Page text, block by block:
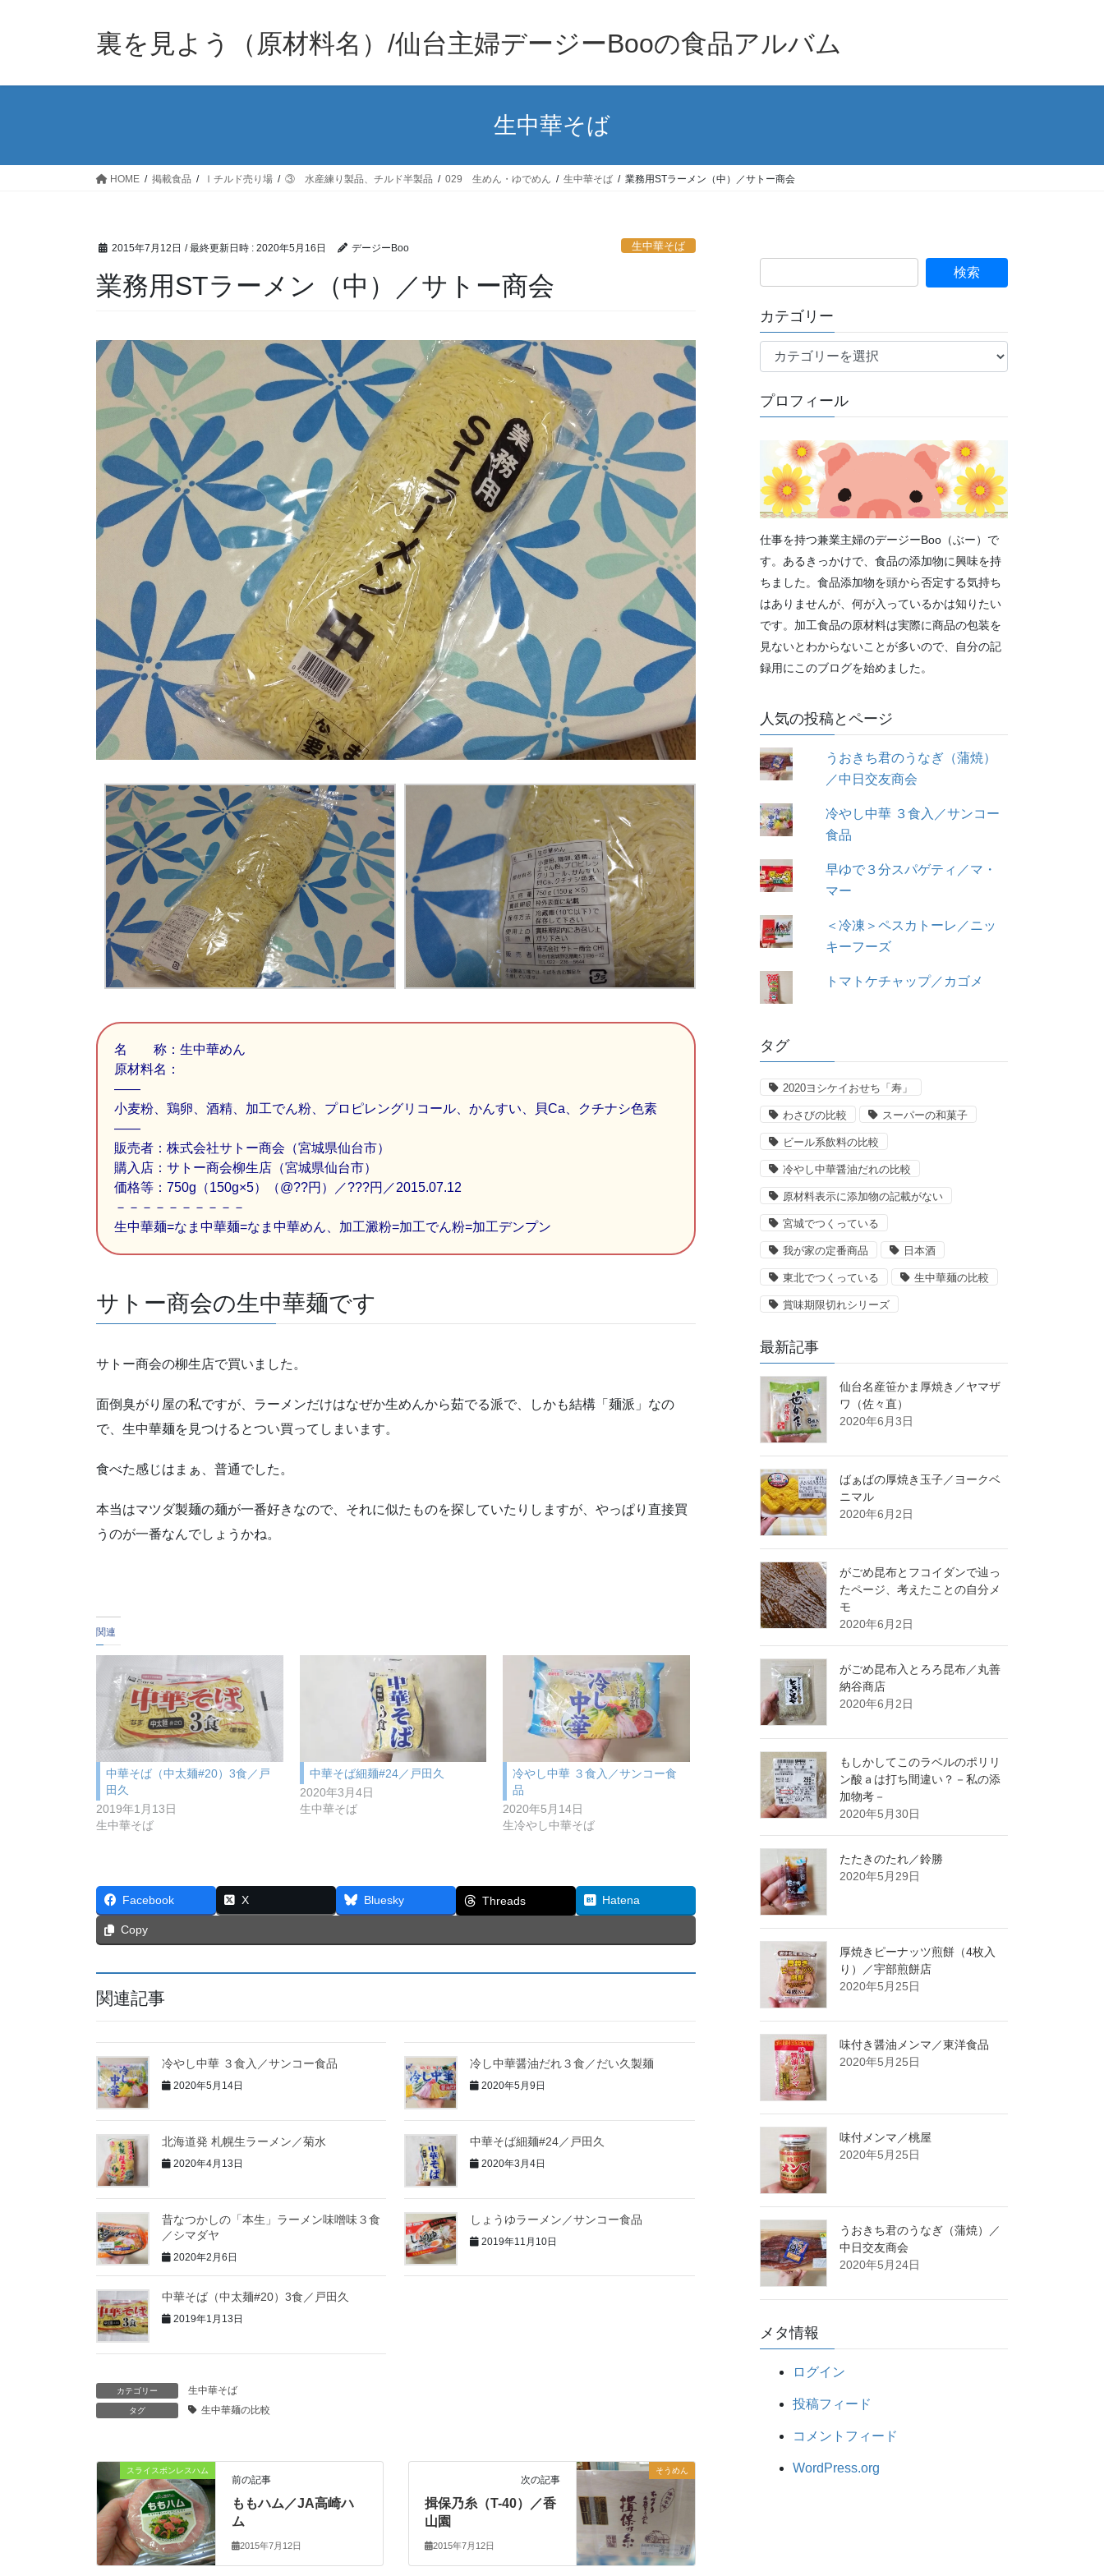
裏を見よう（原材料名）/仙台主婦デージーBooの食品アルバム
生中華そば
HOME 掲載食品 Ⅰチルド売り場 ③ 水産練り製品、チルド半製品 029 生めん・ゆでめん 生中華そば 業務用STラーメン（中）／サトー商会
2015年7月12日 / 最終更新日時 : 2020年5月16日 デージーBoo 生中華そば
業務用STラーメン（中）／サトー商会
名 称：生中華めん
原材料名：
——
小麦粉、鶏卵、酒精、加工でん粉、プロピレングリコール、かんすい、貝Ca、クチナシ色素
——
販売者：株式会社サトー商会（宮城県仙台市）
購入店：サトー商会柳生店（宮城県仙台市）
価格等：750g（150g×5）（@??円）／???円／2015.07.12
－－－－－－－－－－
生中華麺=なま中華麺=なま中華めん、加工澱粉=加工でん粉=加工デンプン
サトー商会の生中華麺です
サトー商会の柳生店で買いました。
面倒臭がり屋の私ですが、ラーメンだけはなぜか生めんから茹でる派で、しかも結構「麺派」なの
で、生中華麺を見つけるとつい買ってしまいます。
食べた感じはまぁ、普通でした。
本当はマツダ製麺の麺が一番好きなので、それに似たものを探していたりしますが、やっぱり直接買
うのが一番なんでしょうかね。
関連
中華そば（中太麺#20）3食／戸
田久
2019年1月13日
生中華そば
中華そば細麺#24／戸田久
2020年3月4日
生中華そば
冷やし中華 ３食入／サンコー食
品
2020年5月14日
生冷やし中華そば
Facebook X Bluesky Threads Hatena
Copy
関連記事
冷やし中華 ３食入／サンコー食品
2020年5月14日
冷し中華醤油だれ３食／だい久製麺
2020年5月9日
北海道発 札幌生ラーメン／菊水
2020年4月13日
中華そば細麺#24／戸田久
2020年3月4日
昔なつかしの「本生」ラーメン味噌味３食
／シマダヤ
2020年2月6日
しょうゆラーメン／サンコー食品
2019年11月10日
中華そば（中太麺#20）3食／戸田久
2019年1月13日
カテゴリー 生中華そば
タグ 生中華麺の比較
スライスボンレスハム
前の記事
ももハム／JA高崎ハ
ム
2015年7月12日
そうめん
次の記事
揖保乃糸（T-40）／香
山園
2015年7月12日
カテゴリー
テ
リ
プロフィール
仕事を持つ兼業主婦のデージーBoo（ぶー）で
す。あるきっかけで、食品の添加物に興味を持
ちました。食品添加物を頭から否定する気持ち
はありませんが、何が入っているかは知りたい
です。加工食品の原材料は実際に商品の包装を
見ないとわからないことが多いので、自分の記
録用にこのブログを始めました。
人気の投稿とページ
うおきち君のうなぎ（蒲焼）
／中日交友商会
冷やし中華 ３食入／サンコー
食品
早ゆで３分スパゲティ／マ・
マー
＜冷凍＞ペスカトーレ／ニッ
キーフーズ
トマトケチャップ／カゴメ
タグ
2020ヨシケイおせち「寿」
わさびの比較 スーパーの和菓子
ビール系飲料の比較
冷やし中華醤油だれの比較
原材料表示に添加物の記載がない
宮城でつくっている
我が家の定番商品 日本酒
東北でつくっている 生中華麺の比較
賞味期限切れシリーズ
最新記事
仙台名産笹かま厚焼き／ヤマザ
ワ（佐々直）
2020年6月3日
ばぁばの厚焼き玉子／ヨークベ
ニマル
2020年6月2日
がごめ昆布とフコイダンで辿っ
たページ、考えたことの自分メ
モ
2020年6月2日
がごめ昆布入とろろ昆布／丸善
納谷商店
2020年6月2日
もしかしてこのラベルのポリリ
ン酸ａは打ち間違い？－私の添
加物考－
2020年5月30日
たたきのたれ／鈴勝
2020年5月29日
厚焼きピーナッツ煎餅（4枚入
り）／宇部煎餅店
2020年5月25日
味付き醤油メンマ／東洋食品
2020年5月25日
味付メンマ／桃屋
2020年5月25日
うおきち君のうなぎ（蒲焼）／
中日交友商会
2020年5月24日
メタ情報
ログイン
投稿フィード
コメントフィード
WordPress.org